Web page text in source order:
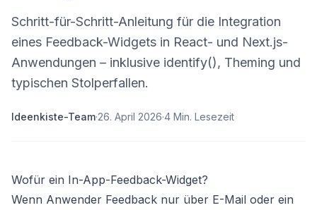
Schritt-für-Schritt-Anleitung für die Integration
eines Feedback-Widgets in React- und Next.js-
Anwendungen – inklusive identify(), Theming und
typischen Stolperfallen.
Ideenkiste-Team·26. April 2026·4 Min. Lesezeit
Wofür ein In-App-Feedback-Widget?
Wenn Anwender Feedback nur über E-Mail oder ein